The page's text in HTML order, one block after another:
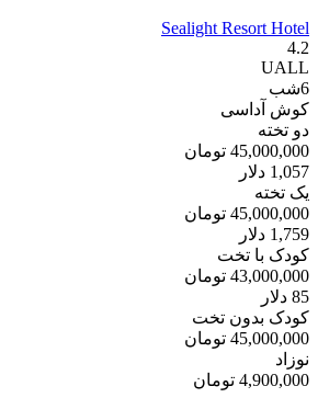
Sealight Resort Hotel
4.2
UALL
6شب
کوش آداسی
دو تخته
45,000,000 تومان
1,057 دلار
یک تخته
45,000,000 تومان
1,759 دلار
کودک با تخت
43,000,000 تومان
85 دلار
کودک بدون تخت
45,000,000 تومان
نوزاد
4,900,000 تومان